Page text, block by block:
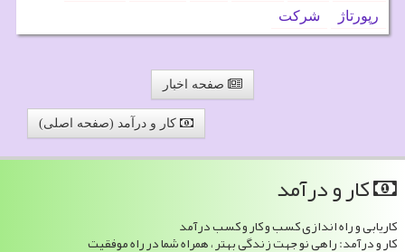
رپورتاژ
شركت
صفحه اخبار
کار و درآمد (صفحه اصلی)
كار و درآمد
کاریابی و راه اندازی کسب و کار و کسب درآمد
کار و درآمد: راهی نو جهت زندگی بهتر ، همراه شما در راه موفقیت